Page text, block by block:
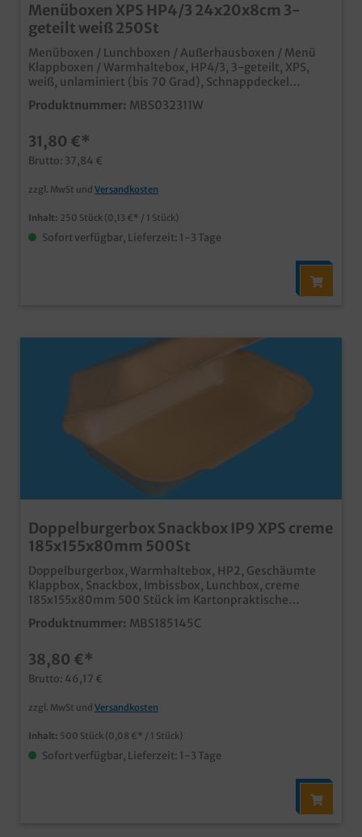
Menüboxen XPS HP4/3 24x20x8cm 3-
geteilt weiß 250St
Menüboxen / Lunchboxen / Außerhausboxen / Menü
Klappboxen / Warmhaltebox, HP4/3, 3-geteilt, XPS,
weiß, unlaminiert (bis 70 Grad), Schnappdeckel
240x200x80mm, 250 Stück im Karton praktische
Transportbox für Speisen und Menüs ideal für den
Lieferservice günstige und praktikable Lösung für den
Speisentransport in verschiedenen Unterteilungen
erhältlichaus XPS Material, welches aktuell nicht vom
EU Kunststoffverbot betroffen ist
Produktnummer: MBS032311W
31,80 €*
Brutto: 37,84 €
zzgl. MwSt und Versandkosten
Inhalt: 250 Stück (0,13 €* / 1 Stück)
Sofort verfügbar, Lieferzeit: 1-3 Tage
Doppelburgerbox Snackbox IP9 XPS creme
185x155x80mm 500St
Doppelburgerbox, Warmhaltebox, HP2, Geschäumte
Klappbox, Snackbox, Imbissbox, Lunchbox, creme
185x155x80mm 500 Stück im Kartonpraktische
Snackbox für den Imbissbereich und
Lieferservicegünstige XPS Qualität, natürlich
kurze Lieferwege
Produktnummer: MBS185145C
38,80 €*
Brutto: 46,17 €
zzgl. MwSt und Versandkosten
Inhalt: 500 Stück (0,08 €* / 1 Stück)
Sofort verfügbar, Lieferzeit: 1-3 Tage